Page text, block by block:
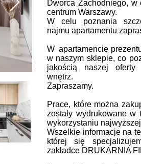
Dworca Zachodniego, w
centrum Warszawy.
W celu poznania
najmu apartamentu
W apartamencie
w naszym sklepie, co
jakością naszej oferty
wnętrz.
Zapraszamy.
Prace, które można
zostały wydrukowane
wykorzystaniu
Wszelkie informacje na
której się
zakładce DRUKARNIA